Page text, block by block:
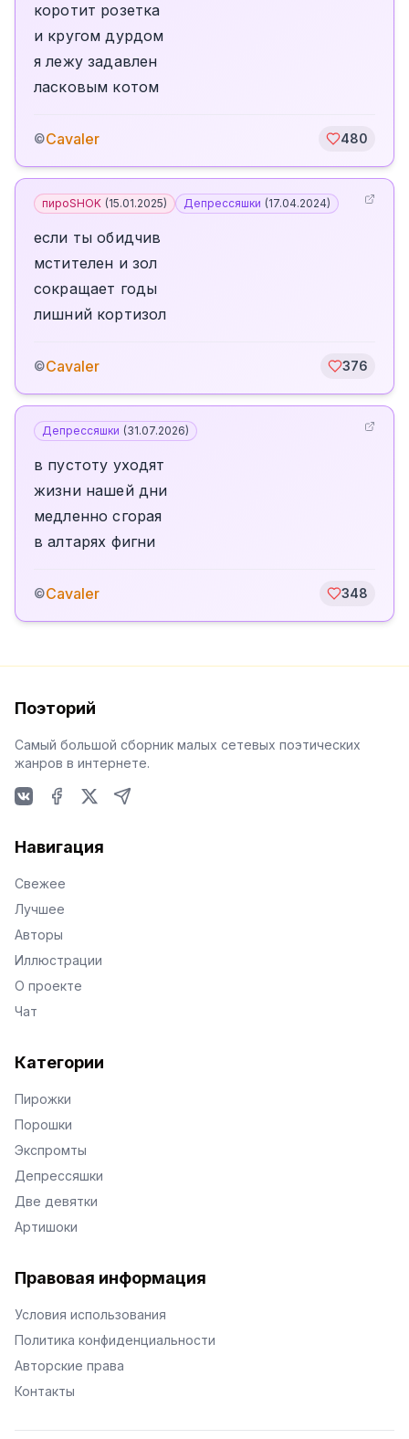
коротит розетка
и кругом дурдом
я лежу задавлен
ласковым котом
©Cavaler 480
пироSHOK (15.01.2025) Депрессяшки (17.04.2024)
если ты обидчив
мстителен и зол
сокращает годы
лишний кортизол
©Cavaler 376
Депрессяшки (31.07.2026)
в пустоту уходят
жизни нашей дни
медленно сгорая
в алтарях фигни
©Cavaler 348
Поэторий
Самый большой сборник малых сетевых поэтических
жанров в интернете.
Навигация
Свежее
Лучшее
Авторы
Иллюстрации
О проекте
Чат
Категории
Пирожки
Порошки
Экспромты
Депрессяшки
Две девятки
Артишоки
Правовая информация
Условия использования
Политика конфиденциальности
Авторские права
Контакты